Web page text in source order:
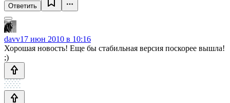
Ответить
davv17 июн 2010 в 10:16
Хорошая новость! Еще бы стабильная версия поскорее вышла!
;)